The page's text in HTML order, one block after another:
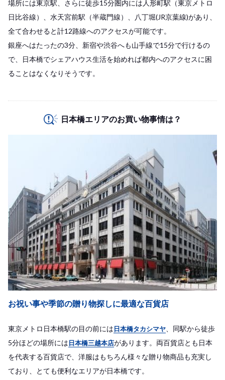
場所には東京駅、さらに徒歩15分圏内には人形町駅（東京メトロ
日比谷線）、水天宮前駅（半蔵門線）、八丁堀(JR京葉線)があり、
全て合わせると計12路線へのアクセスが可能です。
銀座へはたったの3分、新宿や渋谷へも山手線で15分で行けるの
で、日本橋でシェアハウス生活を始めれば都内へのアクセスに困
ることはなくなりそうです。
日本橋エリアのお買い物事情は？
お祝い事や季節の贈り物探しに最適な百貨店
東京メトロ日本橋駅の目の前には日本橋タカシマヤ 、同駅から徒歩
5分ほどの場所には日本橋三越本店があります。両百貨店とも日本
を代表する百貨店で、洋服はもちろん様々な贈り物商品も充実し
ており、とても便利なエリアが日本橋です。